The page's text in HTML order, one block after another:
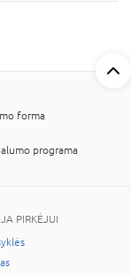
forma
programa
PIRKĖJUI